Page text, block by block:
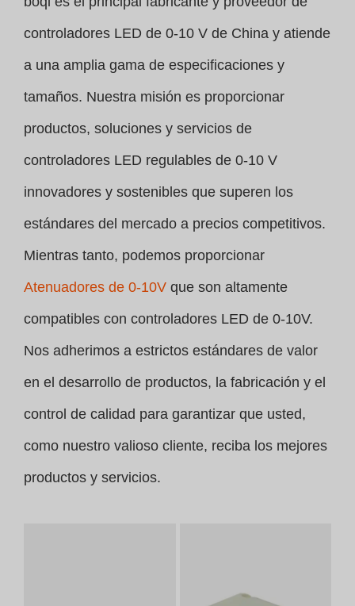
controladores LED de 0-10 V de China y atiende
a una amplia gama de especificaciones y
tamaños. Nuestra misión es proporcionar
productos, soluciones y servicios de
controladores LED regulables de 0-10 V
innovadores y sostenibles que superen los
estándares del mercado a precios competitivos.
Mientras tanto, podemos proporcionar
Atenuadores de 0-10V que son altamente
compatibles con controladores LED de 0-10V.
Nos adherimos a estrictos estándares de valor
en el desarrollo de productos, la fabricación y el
control de calidad para garantizar que usted,
como nuestro valioso cliente, reciba los mejores
productos y servicios.